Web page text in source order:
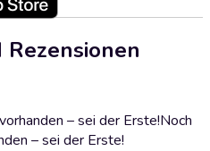
– sei der Erste!Noch
– sei der Erste!